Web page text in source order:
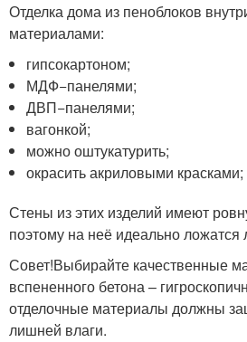
Отделка дома из пеноблоков
материалами:
гипсокартоном;
МДФ−панелями;
ДВП−панелями;
вагонкой;
можно оштукатурить;
окрасить акриловыми красками;
Стены из этих изделий имеют
поэтому на неё идеально
Совет!Выбирайте качественные
вспененного бетона –
отделочные материалы должны
лишней влаги.